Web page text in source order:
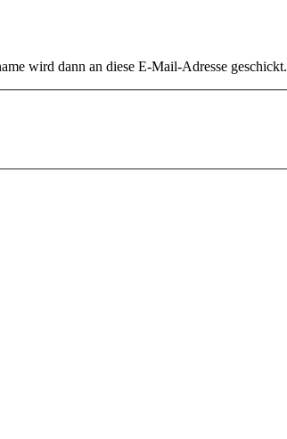
wird dann an diese E-Mail-Adresse geschickt.